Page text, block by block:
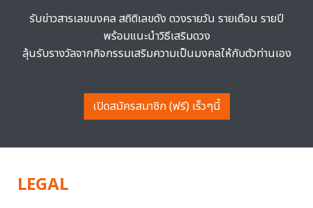
รับข่าวสารเลขมงคล สถิติเลขดัง ดวงรายวัน รายเดือน รายปี
พร้อมแนะนำวิธีเสริมดวง
ลุ้นรับรางวัลจากกิจกรรมเสริมความเป็นมงคลให้กับตัวท่านเอง
เปิดสมัครสมาชิก (ฟรี) เร็วๆนี้
LEGAL